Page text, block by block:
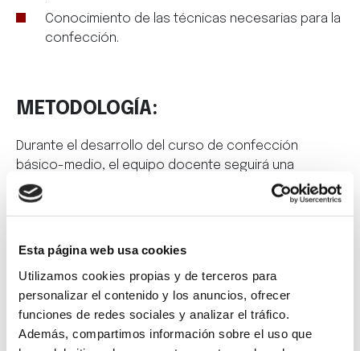
Esta página web usa cookies
Utilizamos cookies propias y de terceros para
personalizar el contenido y los anuncios, ofrecer
funciones de redes sociales y analizar el tráfico.
Además, compartimos información sobre el uso que
Conocimiento de las técnicas necesarias para la
confección.
METODOLOGÍA:
Durante el desarrollo del curso de confección
básico-medio, el equipo docente seguirá una
metodología eminentemente práctica, sin necesidad
de conocimientos previos. Así, el método docente
Clases magistrales con la explicación del
docente.
Ejercicios prácticos que se desarrollarán de
forma individual bajo la supervisión del docente.